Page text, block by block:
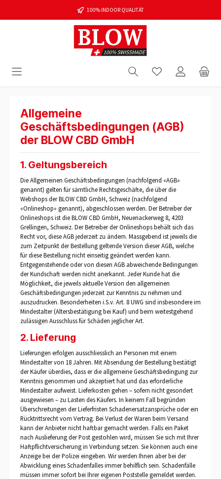
100% INDOOR QUALITÄT
Allgemeine
Geschäftsbedingungen (AGB)
der BLOW CBD GmbH
1. Geltungsbereich
Die Allgemeinen Geschäftsbedingungen (nachfolgend «AGB»
genannt) gelten für sämtliche Rechtsgeschäfte, die über die
Webshops der BLOW CBD GmbH, Schweiz (nachfolgend
«Onlineshop» genannt), abgeschlossen werden. Der Betreiber der
Onlineshops ist die BLOW CBD GmbH, Neuenackerweg 8, 4203
Grellingen, Schweiz. Der Betreiber der Onlineshops behält sich das
Recht vor, diese AGB jederzeit zu ändern. Massgebend ist jeweils die
zum Zeitpunkt der Bestellung geltende Version dieser AGB, welche
für diese Bestellung nicht einseitig geändert werden kann.
Entgegenstehende oder von diesen AGB abweichende Bedingungen
der Kundschaft werden nicht anerkannt. Jeder Kunde hat die
Möglichkeit, die jeweils aktuelle Version den allgemeinen
Geschäftsbedingungen jederzeit zur Kenntnis zu nehmen und
auszudrucken. Besonderheiten i.S.v. Art. 8 UWG sind insbesondere im
Mindestalter (Altersbestätigung bei Kauf) und beim weitestgehend
zulässigen Ausschluss für Schäden jeglicher Art.
2. Lieferung
Lieferungen erfolgen ausschliesslich an Personen mit einem
Mindestalter von 18 Jahren. Mit Absendung der Bestellung bestätigt
der Käufer überdies, dass er die allgemeine Geschäftsbedingung zur
Kenntnis genommen und akzeptiert hat und das erforderliche
Mindestalter aufweist. Lieferkosten gehen – sofern nicht gesondert
ausgewiesen – zu Lasten des Käufers. In keinem Fall begründen
Überschreitungen der Lieferfristen Schadenersatzansprüche oder ein
Rücktrittsrecht vom Vertrag. Bei Verlust der Waren beim Versand
kann der Anbieter nicht haftbar gemacht werden. Falls ein Paket
nach Auslieferung der Post gestohlen wird, müssen Sie sich mit Ihrer
Haftpflichtversicherung in Verbindung setzen. Sie können auch eine
Anzeige bei der Polizei eingeben. Wir werden Ihnen aber bei der
Abwicklung eines Schadenfalles immer behilflich sein. Schadenfälle
müssen immer sofort bei Ihrer eigenen Poststelle gemeldet werden.